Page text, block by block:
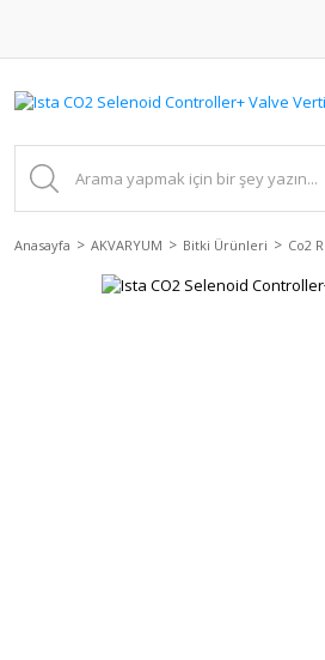
Anasayfa AKVARYUM Bitki Ürünleri Co2